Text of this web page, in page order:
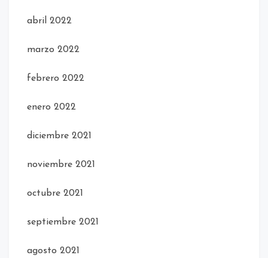
abril 2022
marzo 2022
febrero 2022
enero 2022
diciembre 2021
noviembre 2021
octubre 2021
septiembre 2021
agosto 2021